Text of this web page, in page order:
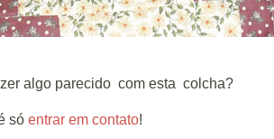
algo parecido com esta colcha?
só entrar em contato!